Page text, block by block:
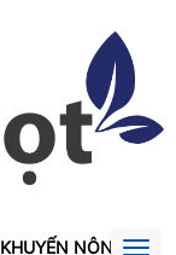
KHUYẾN NÔNG